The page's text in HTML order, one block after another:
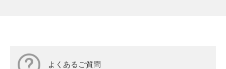
よくあるご質問